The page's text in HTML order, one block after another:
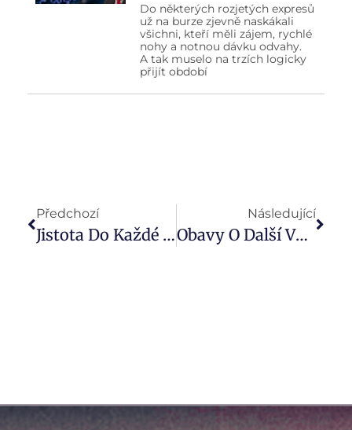
Do některých rozjetých expresů
už na burze zjevně naskákali
všichni, kteří měli zájem, rychlé
nohy a notnou dávku odvahy.
A tak muselo na trzích logicky
přijít období
Předchozí
Jistota Do Každé Doby. Broker Trust Potvrdil Nejvyšší Možný Rating Finanční Stability AAA
Následující
Obavy O Další Vývoj Ekonomiky (Týden 36)